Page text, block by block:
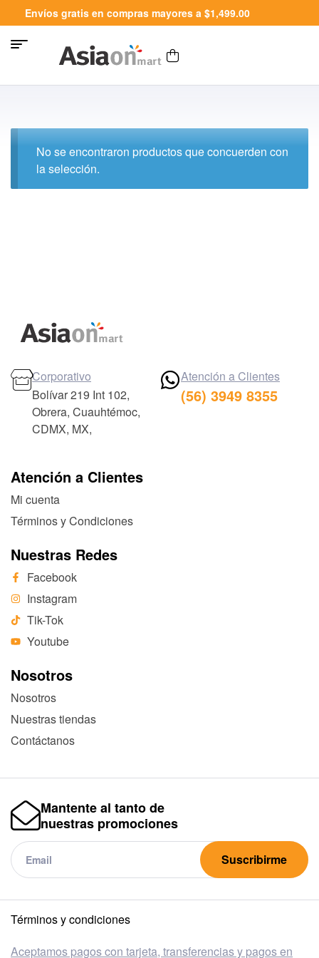
Envíos gratis en compras mayores a $1,499.00
No se encontraron productos que concuerden con
la selección.
Atención a Clientes
Mi cuenta
Términos y Condiciones
Nuestras Redes
Facebook
Instagram
Tik-Tok
Youtube
Nosotros
Nosotros
Nuestras tiendas
Contáctanos
Corporativo
Bolívar 219 Int 102,
Obrera, Cuauhtémoc,
CDMX, MX,
Atención a Clientes
(56) 3949 8355
Mantente al tanto de
nuestras promociones
Suscribirme
Términos y condiciones
Aceptamos pagos con tarjeta, transferencias y pagos en